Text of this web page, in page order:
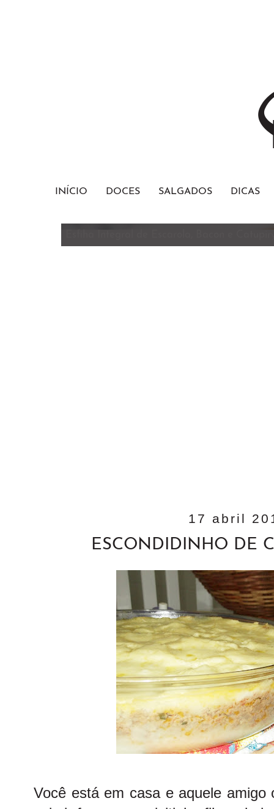
INÍCIO DOCES SALGADOS DICAS
17 abril
ESCONDIDINHO DE
Você está em casa e aquele amigo